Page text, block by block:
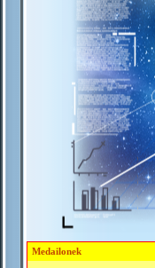
Medailonek